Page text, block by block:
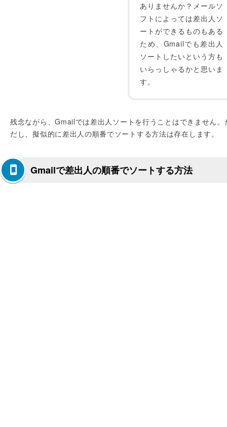
ありませんか？メールソ
フトによっては差出人ソ
ートができるものもある
ため、Gmailでも差出人
ソートしたいという方も
いらっしゃるかと思いま
す。
残念ながら、Gmailでは差出人ソートを行うことはできません。
だし、擬似的に差出人の順番でソートする方法は存在します。
Gmailで差出人の順番でソートする方法